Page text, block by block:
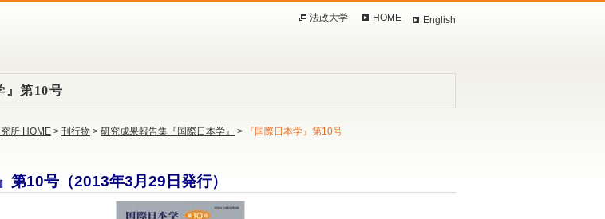
English
法政大学 HOME
』第10号
所 HOME > 刊行物 > 研究成果報告集『国際日本学』 > 『国際日本学』第10号
第10号（2013年3月29日発行）